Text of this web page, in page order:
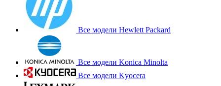
Все модели Hewlett Packard
Все модели Konica Minolta
Все модели Kyocera